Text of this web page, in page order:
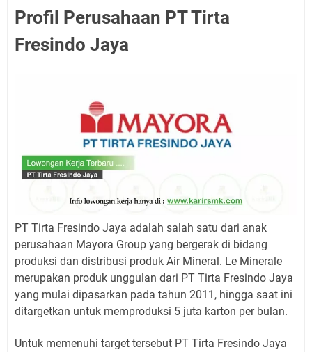
Profil Perusahaan PT Tirta
Fresindo Jaya
PT Tirta Fresindo Jaya adalah salah satu dari anak
perusahaan Mayora Group yang bergerak di bidang
produksi dan distribusi produk Air Mineral. Le Minerale
merupakan produk unggulan dari PT Tirta Fresindo Jaya
yang mulai dipasarkan pada tahun 2011, hingga saat ini
ditargetkan untuk memproduksi 5 juta karton per bulan.
Untuk memenuhi target tersebut PT Tirta Fresindo Jaya